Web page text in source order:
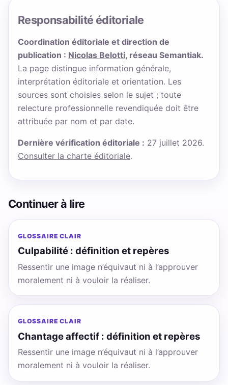
Responsabilité éditoriale
Coordination éditoriale et direction de
publication : Nicolas Belotti, réseau Semantiak.
La page distingue information générale,
interprétation éditoriale et orientation. Les
sources sont choisies selon le sujet ; toute
relecture professionnelle revendiquée doit être
attribuée par nom et par date.
Dernière vérification éditoriale : 27 juillet 2026.
Consulter la charte éditoriale.
Continuer à lire
GLOSSAIRE CLAIR
Culpabilité : définition et repères
Ressentir une image n’équivaut ni à l’approuver
moralement ni à vouloir la réaliser.
GLOSSAIRE CLAIR
Chantage affectif : définition et repères
Ressentir une image n’équivaut ni à l’approuver
moralement ni à vouloir la réaliser.